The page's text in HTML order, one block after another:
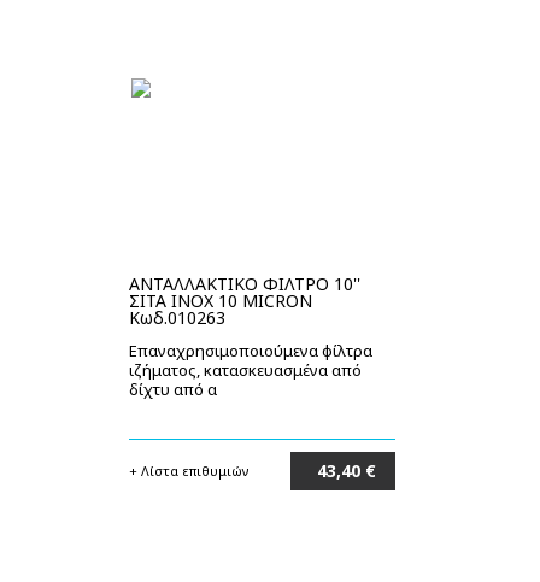
ΑΝΤΑΛΛΑΚΤΙΚΟ ΦΙΛΤΡΟ 10''
ΣΙΤΑ INOX 10 MICRON
Κωδ.010263
Επαναχρησιμοποιούμενα φίλτρα
ιζήματος, κατασκευασμένα από
δίχτυ από α
+ Λίστα επιθυμιών 43,40 €